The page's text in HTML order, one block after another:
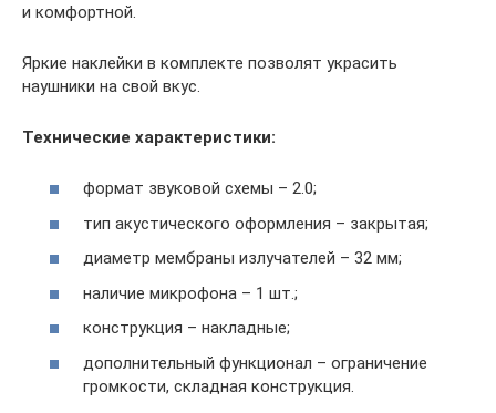
и комфортной.
Яркие наклейки в комплекте позволят украсить
наушники на свой вкус.
Технические характеристики:
формат звуковой схемы – 2.0;
тип акустического оформления – закрытая;
диаметр мембраны излучателей – 32 мм;
наличие микрофона – 1 шт.;
конструкция – накладные;
дополнительный функционал – ограничение
громкости, складная конструкция.